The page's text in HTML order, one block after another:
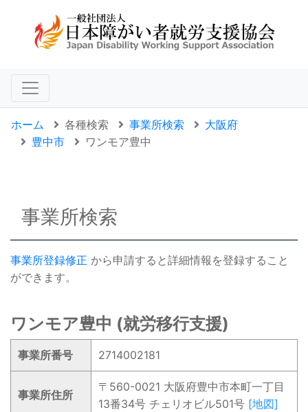
ホーム 各種検索 事業所検索
大阪府
豊中市
ワンモア豊中
事業所検索
事業所登録修正 から申請すると詳細情報を登録すること
ができます。
ワンモア豊中 (就労移行支援)
事業所番号 2714002181
事業所住所
〒560-0021 大阪府豊中市本町一丁目
13番34号 チェリオビル501号 [地図]